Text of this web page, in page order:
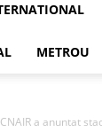
METROU
CNAIR a anuntat